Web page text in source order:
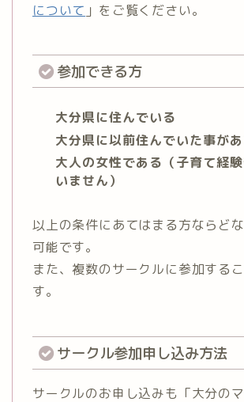
について 」をご覧ください。
参加できる方
大分県に住んでいる
大分県に以前住んでいた事が
大人の女性である（子育て経
いません）
以上の条件にあてはまる方ならど
可能です。
また、複数のサークルに参加する
す。
サークル参加申し込み方法
サークルのお申し込みも「大分の